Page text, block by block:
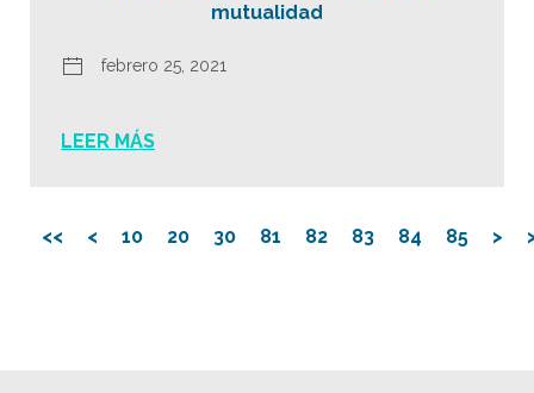
mutualidad
febrero 25, 2021
LEER MÁS
<< < 10 20 30 81 82 83 84 85 >